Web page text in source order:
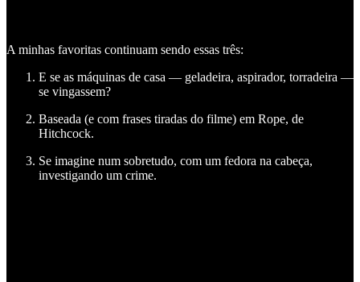
A minhas favoritas continuam sendo essas três:
E se as máquinas de casa — geladeira, aspirador, torradeira —
se vingassem?
Baseada (e com frases tiradas do filme) em Rope, de
Hitchcock.
Se imagine num sobretudo, com um fedora na cabeça,
investigando um crime.